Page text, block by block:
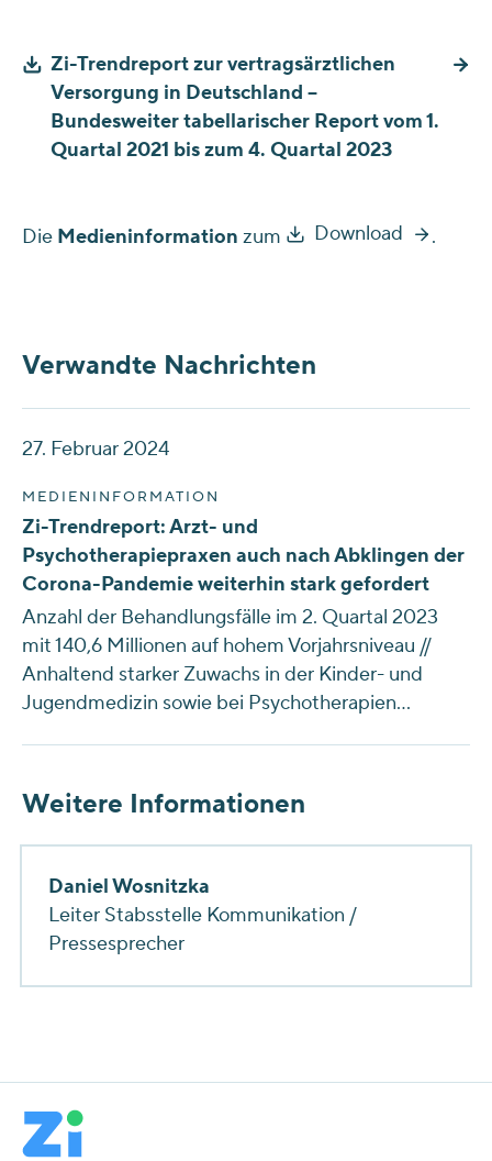
Zi-Trendreport zur vertragsärztlichen
Versorgung in Deutschland –
Bundesweiter tabellarischer Report vom 1.
Quartal 2021 bis zum 4. Quartal 2023
Die Medieninformation zum Download .
Verwandte Nachrichten
27. Februar 2024
MEDIENINFORMATION
Zi-Trendreport: Arzt- und
Psychotherapiepraxen auch nach Abklingen der
Corona-Pandemie weiterhin stark gefordert
Anzahl der Behandlungsfälle im 2. Quartal 2023
mit 140,6 Millionen auf hohem Vorjahrsniveau //
Anhaltend starker Zuwachs in der Kinder- und
Jugendmedizin sowie bei Psychotherapien…
Weitere Informationen
Daniel Wosnitzka
Leiter Stabsstelle Kommunikation /
Pressesprecher